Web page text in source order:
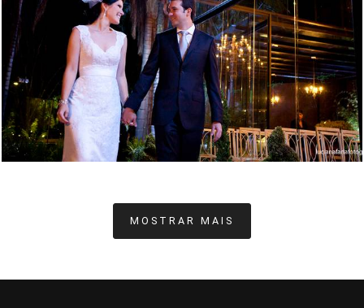
2638 2
MOSTRAR MAIS